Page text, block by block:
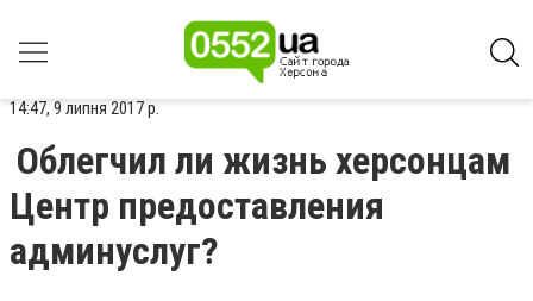
14:47, 9 липня 2017 р.
Облегчил ли жизнь херсонцам
Центр предоставления
админуслуг?